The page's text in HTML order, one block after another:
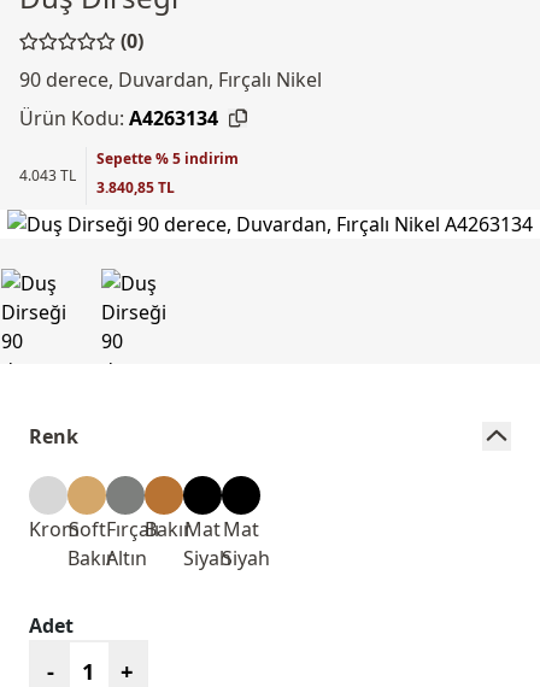
(0)
90 derece, Duvardan, Fırçalı Nikel
Ürün Kodu: A4263134
4.043 TL
Sepette % 5 indirim
3.840,85 TL
Renk
KromSoft
Bakır
Fırçalı
Altın
BakırMat
Siyah
Mat
Siyah
Adet
- +